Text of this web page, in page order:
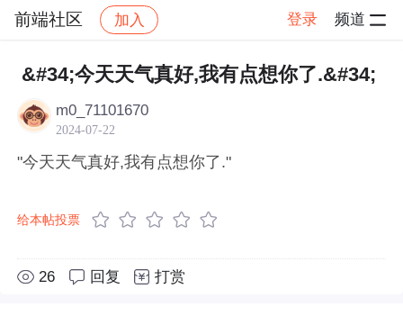
前端社区 加入 登录 频道
社区 前端社区 感慨 帖子详情
&#34;今天天气真好,我有点想你了.&#34;
m0_71101670
2024-07-22
"今天天气真好,我有点想你了."
给本帖投票
26 回复 打赏